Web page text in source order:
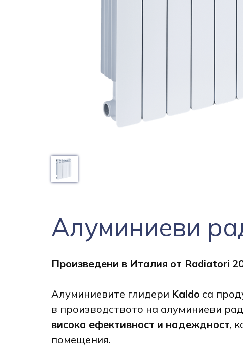
Алуминиеви
Произведени в Италия от Radiatori
Алуминиевите глидери Kaldo са
в производството на алуминиеви
висока ефективност и надеждност,
помещения.